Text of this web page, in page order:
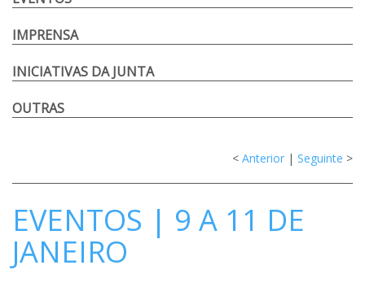
IMPRENSA
INICIATIVAS DA JUNTA
OUTRAS
< Anterior | Seguinte >
EVENTOS | 9 A 11 DE
JANEIRO